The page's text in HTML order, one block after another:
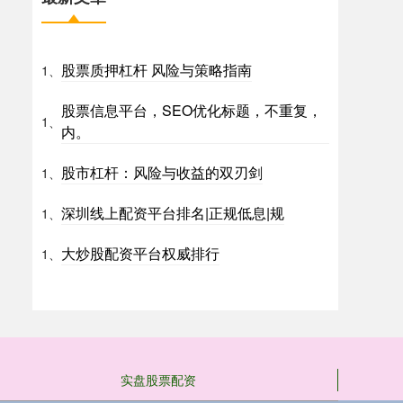
1、 股票质押杠杆 风险与策略指南
1、
股票信息平台，SEO优化标题，不重复，
内。
1、 股市杠杆：风险与收益的双刃剑
1、 深圳线上配资平台排名|正规低息|规
1、 大炒股配资平台权威排行
实盘股票配资